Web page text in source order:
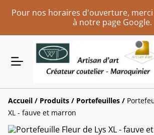
Pour nos horaires d'ouverture,
à notre page Google.
Accueil / Produits / Portefeuilles /
XL - fauve et marron